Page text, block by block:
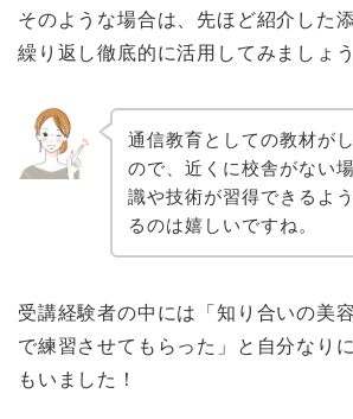
そのような場合は、先ほど紹介した
繰り返し徹底的に活用してみましょう
通信教育としての教材が
ので、近くに校舎がない
識や技術が習得できるよ
るのは嬉しいですね。
受講経験者の中には「知り合いの美
で練習させてもらった」と自分なり
もいました！